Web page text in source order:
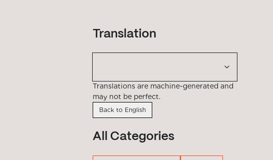
Translation
Translations are machine-generated and
may not be perfect.
Back to English
All Categories